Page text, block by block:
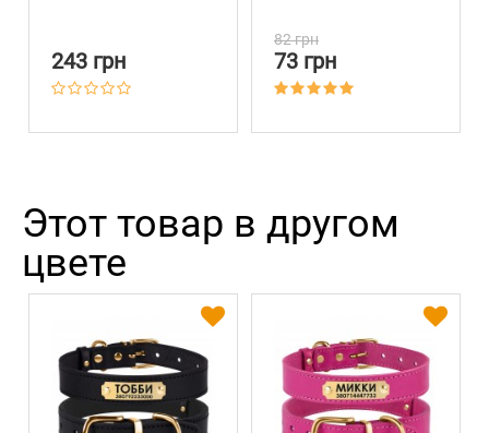
243 грн
Пряжкой и
Колокольчиком
Ментол
82 грн
73 грн
Этот товар в другом
цвете